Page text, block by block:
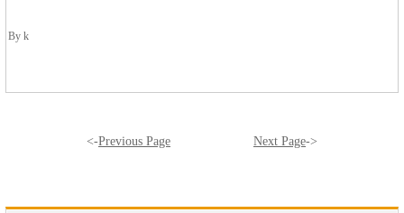
By k
<-Previous Page Next Page->